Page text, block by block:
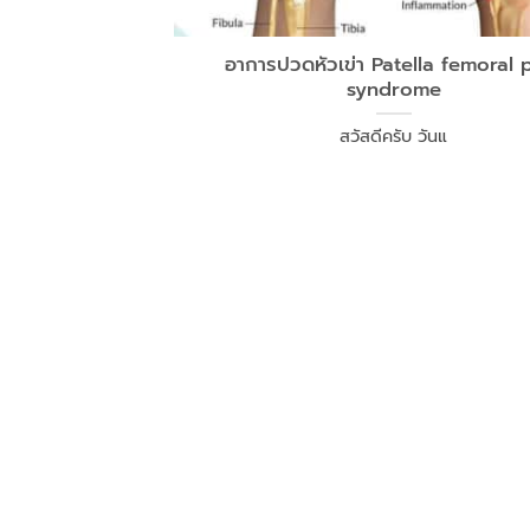
อาการปวดหัวเข่า Patella femoral
syndrome
สวัสดีครับ วันแ